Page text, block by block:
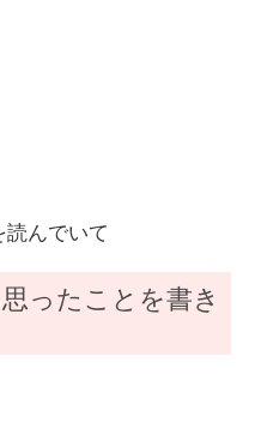
んでいて
ったことを書き